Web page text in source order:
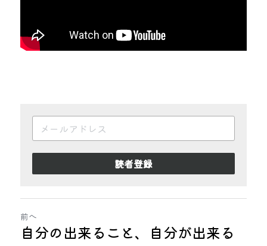
読者登録
前へ
自分の出来ること、自分が出来る